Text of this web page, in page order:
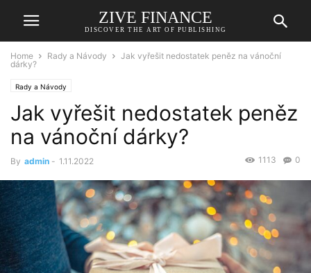
ZIVE FINANCE
DISCOVER THE ART OF PUBLISHING
Home Rady a Návody
Jak vyřešit nedostatek peněz na vánoční
dárky?
Rady a Návody
Jak vyřešit nedostatek peněz
na vánoční dárky?
By admin - 1.11.2022 0
1113